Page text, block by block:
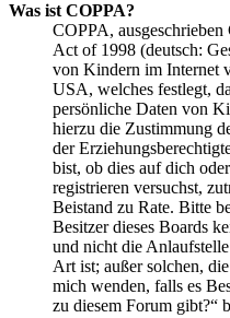
Was ist COPPA?
COPPA,
Act of 1998 (deutsch:
von Kindern im Internet
USA, welches festlegt,
persönliche Daten von
hierzu die Zustimmung
der
bist, ob dies auf dich
registrieren versuchst,
Beistand zu Rate. Bitte
Besitzer dieses Boards
und nicht die
Art ist; außer solchen,
mich wenden, falls es
zu diesem Forum gibt?“